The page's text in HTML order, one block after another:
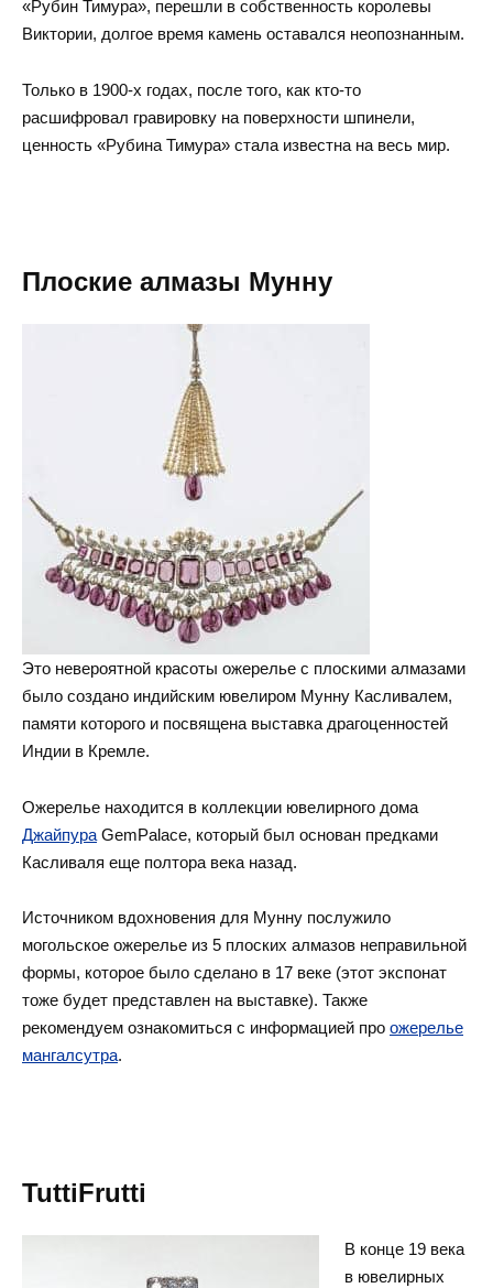
«Рубин Тимура», перешли в собственность королевы
Виктории, долгое время камень оставался неопознанным.
Только в 1900-х годах, после того, как кто-то
расшифровал гравировку на поверхности шпинели,
ценность «Рубина Тимура» стала известна на весь мир.
Плоские алмазы Мунну
Это невероятной красоты ожерелье с плоскими алмазами
было создано индийским ювелиром Мунну Касливалем,
памяти которого и посвящена выставка драгоценностей
Индии в Кремле.
Ожерелье находится в коллекции ювелирного дома
Джайпура GemPalace, который был основан предками
Касливаля еще полтора века назад.
Источником вдохновения для Мунну послужило
могольское ожерелье из 5 плоских алмазов неправильной
формы, которое было сделано в 17 веке (этот экспонат
тоже будет представлен на выставке). Также
рекомендуем ознакомиться с информацией про ожерелье
мангалсутра.
TuttiFrutti
В конце 19 века
в ювелирных